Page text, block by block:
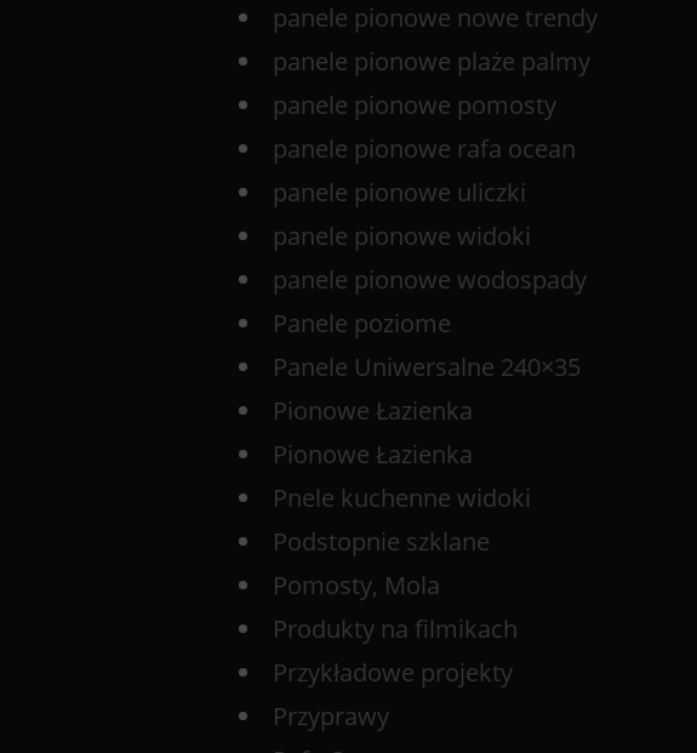
panele pionowe nowe trendy
panele pionowe plaże palmy
panele pionowe pomosty
panele pionowe rafa ocean
panele pionowe uliczki
panele pionowe widoki
panele pionowe wodospady
Panele poziome
Panele Uniwersalne 240×35
Pionowe Łazienka
Pionowe Łazienka
Pnele kuchenne widoki
Podstopnie szklane
Pomosty, Mola
Produkty na filmikach
Przykładowe projekty
Przyprawy